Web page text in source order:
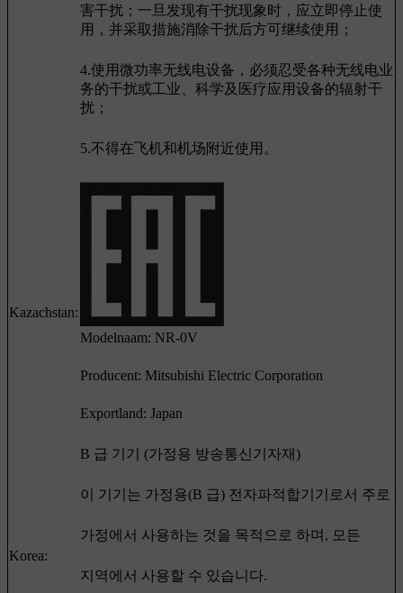
害干扰；一旦发现有干扰现象时，应立即停止使
用，并采取措施消除干扰后方可继续使用；
4.使用微功率无线电设备，必须忍受各种无线电业
务的干扰或工业、科学及医疗应用设备的辐射干
扰；
5.不得在飞机和机场附近使用。
Kazachstan:
Modelnaam: NR-0V
Producent: Mitsubishi Electric Corporation
Exportland: Japan
Korea:
B 급 기기 (가정용 방송통신기자재)
이 기기는 가정용(B 급) 전자파적합기기로서 주로
가정에서 사용하는 것을 목적으로 하며, 모든
지역에서 사용할 수 있습니다.